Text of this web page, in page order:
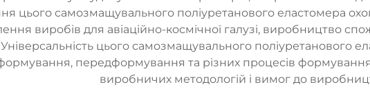
цього самозмащувального поліуретанового еластомера
виробів для авіаційно-космічної галузі, виробництво
цього самозмащувального поліуретанового
передформування та різних процесів
виробничих методологій і вимог до